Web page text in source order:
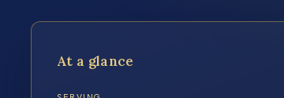
At a glance